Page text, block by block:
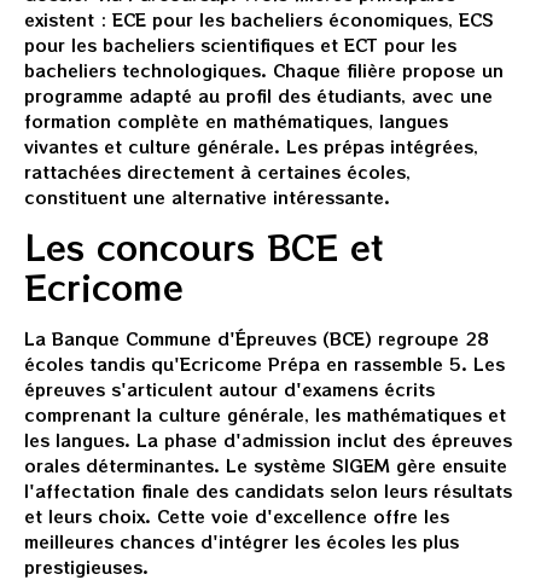
existent : ECE pour les bacheliers économiques, ECS
pour les bacheliers scientifiques et ECT pour les
bacheliers technologiques. Chaque filière propose un
programme adapté au profil des étudiants, avec une
formation complète en mathématiques, langues
vivantes et culture générale. Les prépas intégrées,
rattachées directement à certaines écoles,
constituent une alternative intéressante.
Les concours BCE et
Ecricome
La Banque Commune d'Épreuves (BCE) regroupe 28
écoles tandis qu'Ecricome Prépa en rassemble 5. Les
épreuves s'articulent autour d'examens écrits
comprenant la culture générale, les mathématiques et
les langues. La phase d'admission inclut des épreuves
orales déterminantes. Le système SIGEM gère ensuite
l'affectation finale des candidats selon leurs résultats
et leurs choix. Cette voie d'excellence offre les
meilleures chances d'intégrer les écoles les plus
prestigieuses.